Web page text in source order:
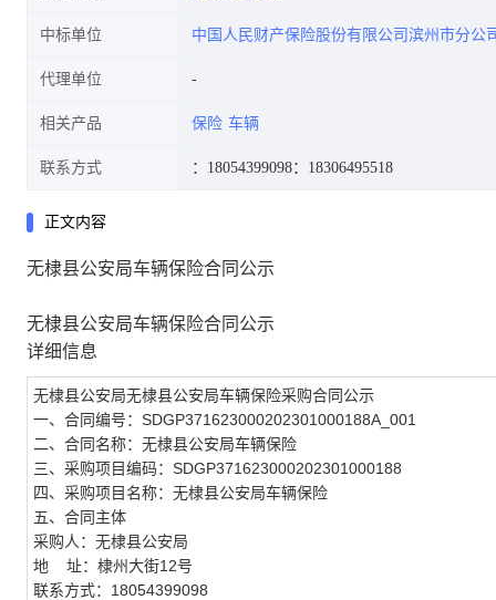
中标单位 中国人民财产保险股份有限公司滨州市分公
代理单位
相关产品 保险 车辆
联系方式 ：18054399098：18306495518
正文内容
无棣县公安局车辆保险合同公示
无棣县公安局车辆保险合同公示
详细信息
无棣县公安局无棣县公安局车辆保险采购合同公示
一、合同编号：SDGP371623000202301000188A_001
二、合同名称：无棣县公安局车辆保险
三、采购项目编码：SDGP371623000202301000188
四、采购项目名称：无棣县公安局车辆保险
五、合同主体
采购人：无棣县公安局
地 址：棣州大街12号
联系方式：18054399098